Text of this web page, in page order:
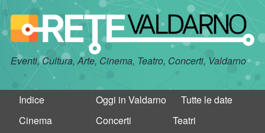
Eventi, Cultura, Arte, Cinema, Teatro, Concerti, Valdarno
Indice Oggi in Valdarno
Tutte le date
Cinema
Concerti
Teatri